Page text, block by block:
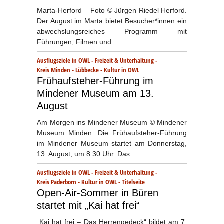
Marta-Herford – Foto © Jürgen Riedel Herford.
Der August im Marta bietet Besucher*innen ein
abwechslungsreiches Programm mit
Führungen, Filmen und...
Ausflugsziele in OWL-Freizeit & Unterhaltung-
Kreis Minden - Lübbecke-Kultur in OWL
Frühaufsteher-Führung im
Mindener Museum am 13.
August
Am Morgen ins Mindener Museum © Mindener
Museum Minden. Die Frühaufsteher-Führung
im Mindener Museum startet am Donnerstag,
13. August, um 8.30 Uhr. Das...
Ausflugsziele in OWL-Freizeit & Unterhaltung-
Kreis Paderborn -Kultur in OWL-Titelseite
Open-Air-Sommer in Büren
startet mit „Kai hat frei“
„Kai hat frei – Das Herrengedeck“ bildet am 7.